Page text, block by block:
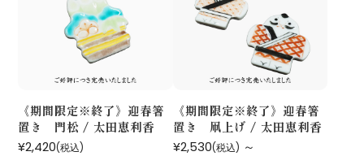
《期間限定※終了》迎春箸
置き 門松 / 太田恵利香
¥2,420(税込)
《期間限定※終了》迎春箸
置き 凧上げ / 太田恵利香
¥2,530(税込) ～